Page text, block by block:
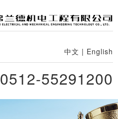
中文 | English
0512-55291200